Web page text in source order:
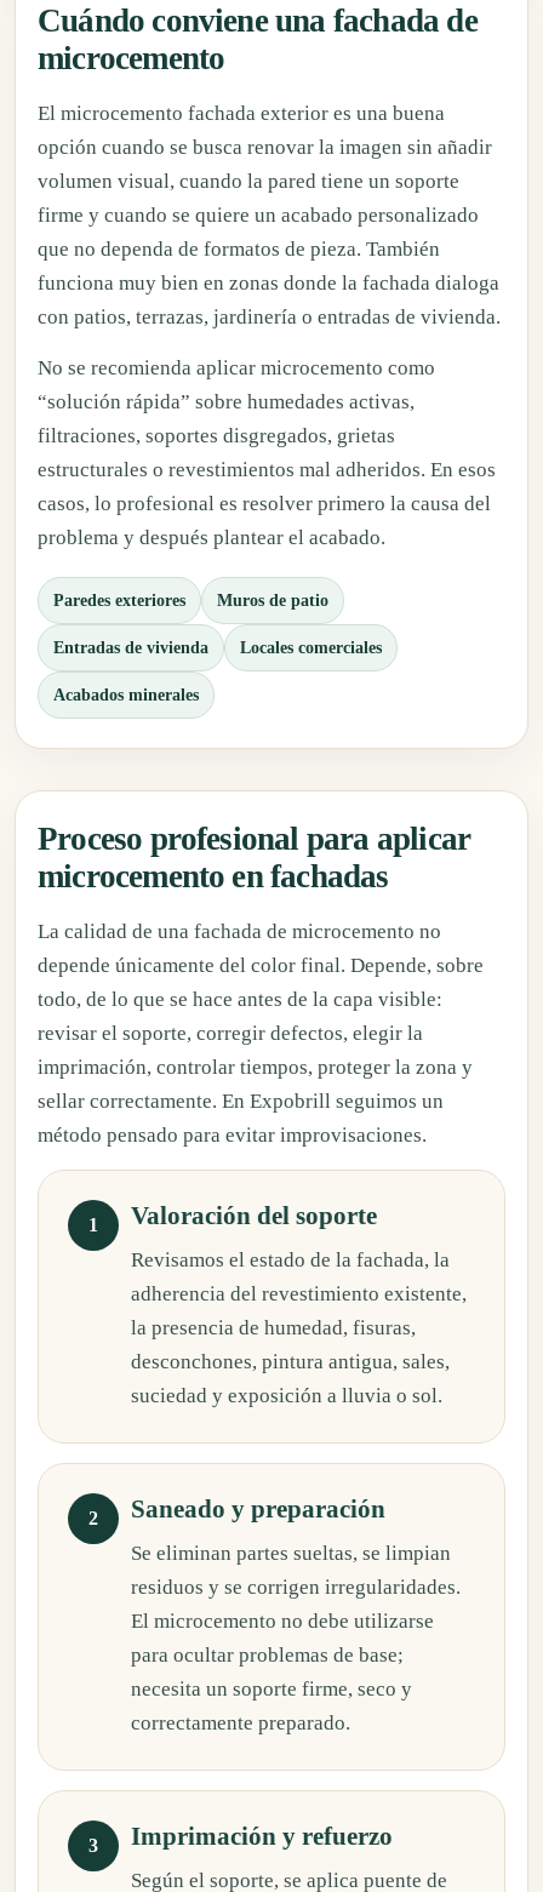
Cuándo conviene una fachada de
microcemento
El microcemento fachada exterior es una buena
opción cuando se busca renovar la imagen sin añadir
volumen visual, cuando la pared tiene un soporte
firme y cuando se quiere un acabado personalizado
que no dependa de formatos de pieza. También
funciona muy bien en zonas donde la fachada dialoga
con patios, terrazas, jardinería o entradas de vivienda.
No se recomienda aplicar microcemento como
“solución rápida” sobre humedades activas,
filtraciones, soportes disgregados, grietas
estructurales o revestimientos mal adheridos. En esos
casos, lo profesional es resolver primero la causa del
problema y después plantear el acabado.
Paredes exteriores Muros de patio
Entradas de vivienda Locales comerciales
Acabados minerales
Proceso profesional para aplicar
microcemento en fachadas
La calidad de una fachada de microcemento no
depende únicamente del color final. Depende, sobre
todo, de lo que se hace antes de la capa visible:
revisar el soporte, corregir defectos, elegir la
imprimación, controlar tiempos, proteger la zona y
sellar correctamente. En Expobrill seguimos un
método pensado para evitar improvisaciones.
Valoración del soporte
Revisamos el estado de la fachada, la
adherencia del revestimiento existente,
la presencia de humedad, fisuras,
desconchones, pintura antigua, sales,
suciedad y exposición a lluvia o sol.
Saneado y preparación
Se eliminan partes sueltas, se limpian
residuos y se corrigen irregularidades.
El microcemento no debe utilizarse
para ocultar problemas de base;
necesita un soporte firme, seco y
correctamente preparado.
Imprimación y refuerzo
Según el soporte, se aplica puente de